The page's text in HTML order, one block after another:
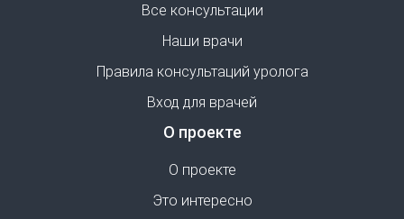
Все консультации
Наши врачи
Правила консультаций уролога
Вход для врачей
О проекте
О проекте
Это интересно